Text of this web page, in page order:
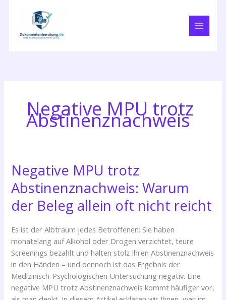
Negative MPU trotz
Abstinenznachweis
Negative MPU trotz
Abstinenznachweis: Warum
der Beleg allein oft nicht reicht
Es ist der Albtraum jedes Betroffenen: Sie haben
monatelang auf Alkohol oder Drogen verzichtet, teure
Screenings bezahlt und halten stolz Ihren Abstinenznachweis
in den Händen – und dennoch ist das Ergebnis der
Medizinisch-Psychologischen Untersuchung negativ. Eine
negative MPU trotz Abstinenznachweis kommt häufiger vor,